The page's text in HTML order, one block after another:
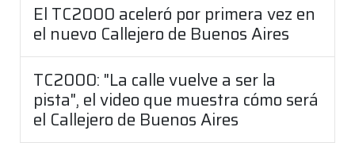
El TC2000 aceleró por primera vez en
el nuevo Callejero de Buenos Aires
TC2000: "La calle vuelve a ser la
pista", el video que muestra cómo será
el Callejero de Buenos Aires